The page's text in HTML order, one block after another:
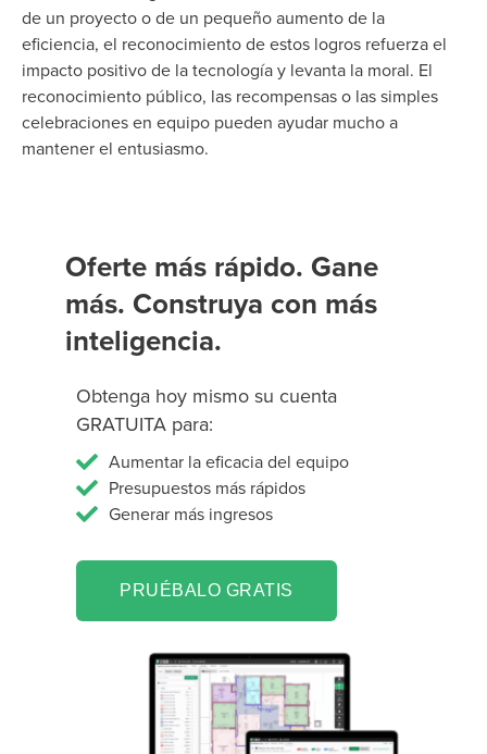
de un proyecto o de un pequeño aumento de la
eficiencia, el reconocimiento de estos logros refuerza el
impacto positivo de la tecnología y levanta la moral. El
reconocimiento público, las recompensas o las simples
celebraciones en equipo pueden ayudar mucho a
mantener el entusiasmo.
Oferte más rápido. Gane
más. Construya con más
inteligencia.
Obtenga hoy mismo su cuenta
GRATUITA para:
Aumentar la eficacia del equipo
Presupuestos más rápidos
Generar más ingresos
PRUÉBALO GRATIS